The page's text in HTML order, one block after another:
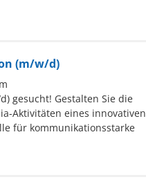
(m/w/d)
gesucht! Gestalten Sie die
Aktivitäten eines innovativen
für kommunikationsstarke